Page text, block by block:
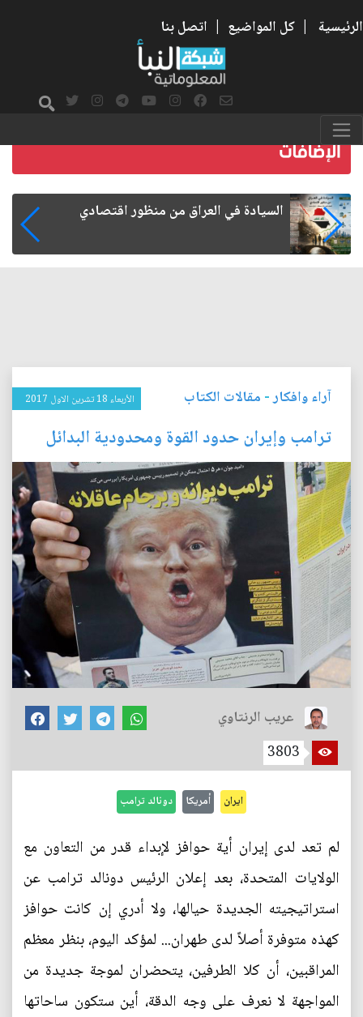
الرئيسية | كل المواضيع | اتصل بنا
ما بعد الأربعين.. كيف اتسعت الزيارة من هويتها
آراء وافكار- مقالات الكتاب الأربعاء 18 تشرين الاول 2017
ترامب وإيران حدود القوة ومحدودية البدائل
عريب الرنتاوي
3803
ايران أمريكا دونالد ترامب
لم تعد لدى إيران أية حوافز لإبداء قدر من التعاون مع
الولايات المتحدة، بعد إعلان الرئيس دونالد ترامب عن
استراتيجيته الجديدة حيالها، ولا أدري إن كانت حوافز
كهذه متوفرة أصلاً لدى طهران... لمؤكد اليوم، بنظر معظم
المراقبين، أن كلا الطرفين، يتحضران لموجة جديدة من
المواجهة لا نعرف على وجه الدقة، أين ستكون ساحاتها